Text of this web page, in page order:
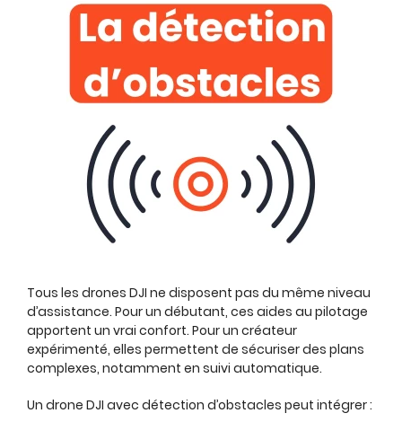
Tous les drones DJI ne disposent pas du même niveau
d’assistance. Pour un débutant, ces aides au pilotage
apportent un vrai confort. Pour un créateur
expérimenté, elles permettent de sécuriser des plans
complexes, notamment en suivi automatique.
Un drone DJI avec détection d’obstacles peut intégrer :